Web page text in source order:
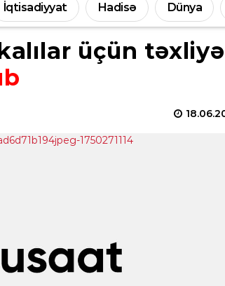
İqtisadiyyat Hadisə Dünya
üçün təxliyə